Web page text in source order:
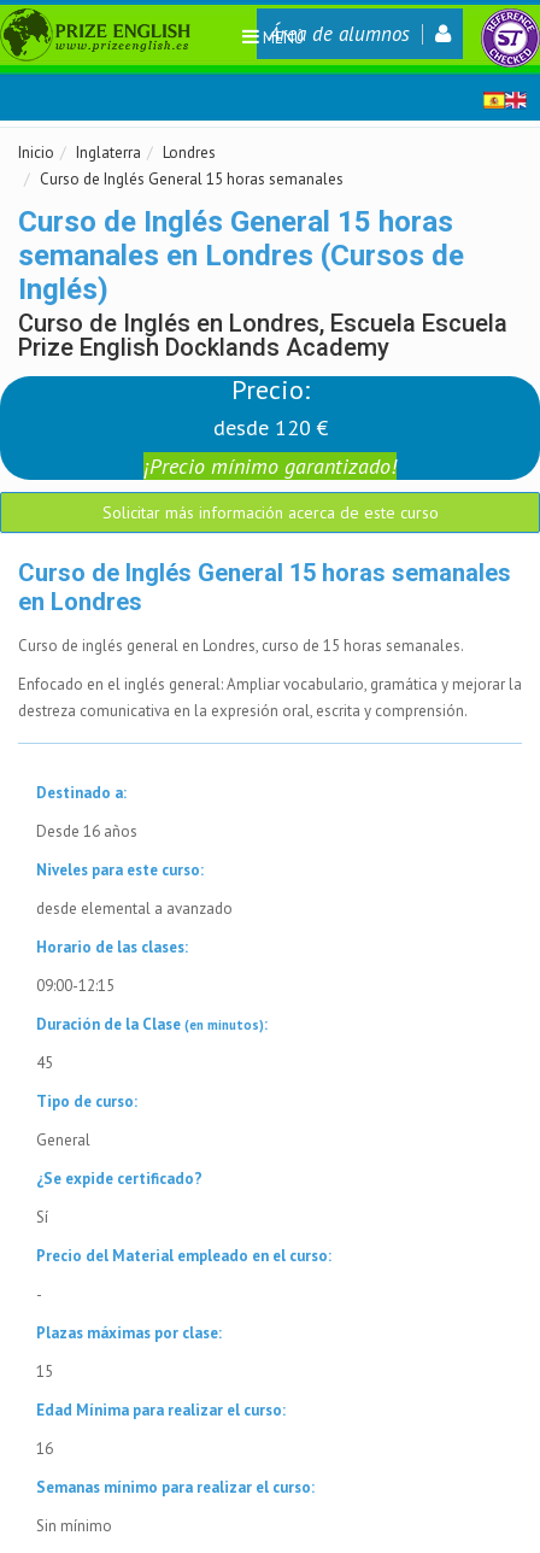
Área de alumnos
MENÚ
Inicio Inglaterra
Londres
Curso de Inglés General 15 horas semanales
Curso de Inglés General 15 horas
semanales en Londres (Cursos de
Inglés)
Curso de Inglés en Londres, Escuela Escuela
Prize English Docklands Academy
Precio:
desde 120 €
¡Precio mínimo garantizado!
Solicitar más información acerca de este curso
Curso de Inglés General 15 horas semanales
en Londres
Curso de inglés general en Londres, curso de 15 horas semanales.
Enfocado en el inglés general: Ampliar vocabulario, gramática y mejorar la
destreza comunicativa en la expresión oral, escrita y comprensión.
Destinado a:
Desde 16 años
Niveles para este curso:
desde elemental a avanzado
Horario de las clases:
09:00-12:15
Duración de la Clase (en minutos):
45
Tipo de curso:
General
¿Se expide certificado?
Sí
Precio del Material empleado en el curso:
-
Plazas máximas por clase:
15
Edad Mínima para realizar el curso:
16
Semanas mínimo para realizar el curso:
Sin mínimo